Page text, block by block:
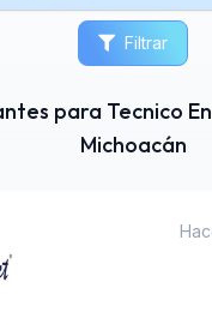
Filtrar
para Tecnico
Michoacán